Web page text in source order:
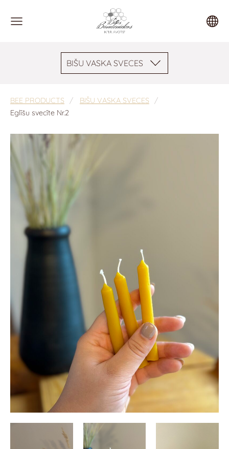
BIŠU VASKA SVECES
BEE PRODUCTS
BIŠU VASKA SVECES
Eglīšu svecīte Nr.2